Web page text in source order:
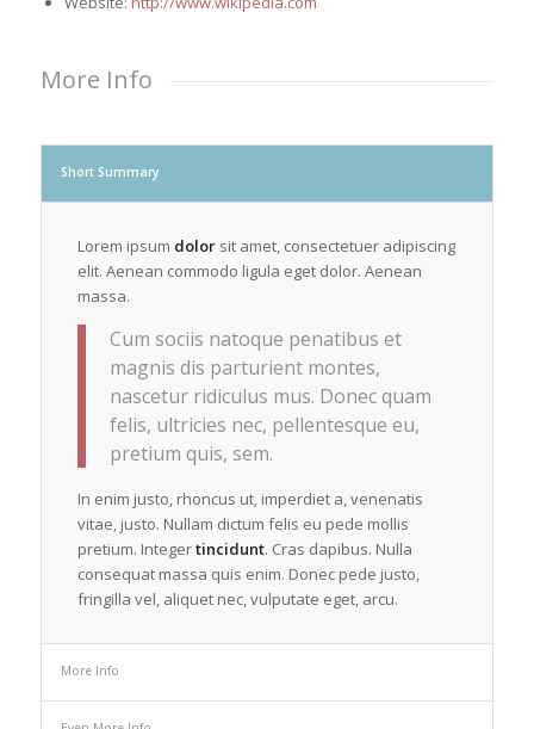
Website: http://www.wikipedia.com
More Info
Short Summary
Lorem ipsum dolor sit amet, consectetuer adipiscing
elit. Aenean commodo ligula eget dolor. Aenean
massa.
Cum sociis natoque penatibus et
magnis dis parturient montes,
nascetur ridiculus mus. Donec quam
felis, ultricies nec, pellentesque eu,
pretium quis, sem.
In enim justo, rhoncus ut, imperdiet a, venenatis
vitae, justo. Nullam dictum felis eu pede mollis
pretium. Integer tincidunt. Cras dapibus. Nulla
consequat massa quis enim. Donec pede justo,
fringilla vel, aliquet nec, vulputate eget, arcu.